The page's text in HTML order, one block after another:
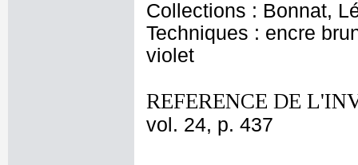
Collections : Bonnat,
Techniques : encre
violet
REFERENCE DE
vol. 24, p. 437